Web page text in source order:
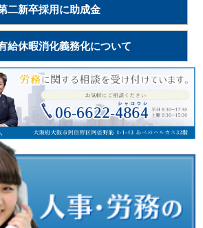
二新卒採用に助成金
給休暇消化義務化について